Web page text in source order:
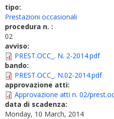
tipo:
Prestazioni occasionali
procedura n. :
02
avviso:
PREST.OCC_. N. 2-2014.pdf
bando:
PREST.OCC_. N.02-2014.pdf
approvazione atti:
Approvazione atti n. 02/
data di scadenza:
Monday, 10 March, 2014